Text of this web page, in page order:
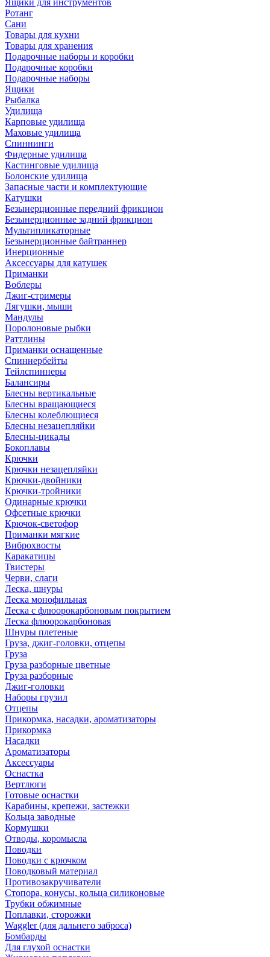
Ящики для инструментов
Ротанг
Сани
Товары для кухни
Товары для хранения
Подарочные наборы и коробки
Подарочные коробки
Подарочные наборы
Ящики
Рыбалка
Удилища
Карповые удилища
Маховые удилища
Спиннинги
Фидерные удилища
Кастинговые удилища
Болонские удилища
Запасные части и комплектующие
Катушки
Безынерционные передний фрикцион
Безынерционные задний фрикцион
Мультипликаторные
Безынерционные байтраннер
Инерционные
Аксессуары для катушек
Приманки
Воблеры
Джиг-стримеры
Лягушки, мыши
Мандулы
Поролоновые рыбки
Раттлины
Приманки оснащенные
Спиннербейты
Тейлспиннеры
Балансиры
Блесны вертикальные
Блесны вращающиеся
Блесны колеблющиеся
Блесны незацепляйки
Блесны-цикады
Бокоплавы
Крючки
Крючки незацепляйки
Крючки-двойники
Крючки-тройники
Одинарные крючки
Офсетные крючки
Крючок-светофор
Приманки мягкие
Виброхвосты
Каракатицы
Твистеры
Черви, слаги
Леска, шнуры
Леска монофильная
Леска с флюорокарбоновым покрытием
Леска флюорокарбоновая
Шнуры плетеные
Груза, джиг-головки, отцепы
Груза
Груза разборные цветные
Груза разборные
Джиг-головки
Наборы грузил
Отцепы
Прикормка, насадки, ароматизаторы
Прикормка
Насадки
Ароматизаторы
Аксессуары
Оснастка
Вертлюги
Готовые оснастки
Карабины, крепежи, застежки
Кольца заводные
Кормушки
Отводы, коромысла
Поводки
Поводки с крючком
Поводковый материал
Противозакручиватели
Стопора, конусы, кольца силиконовые
Трубки обжимные
Поплавки, сторожки
Waggler (для дальнего заброса)
Бомбарды
Для глухой оснастки